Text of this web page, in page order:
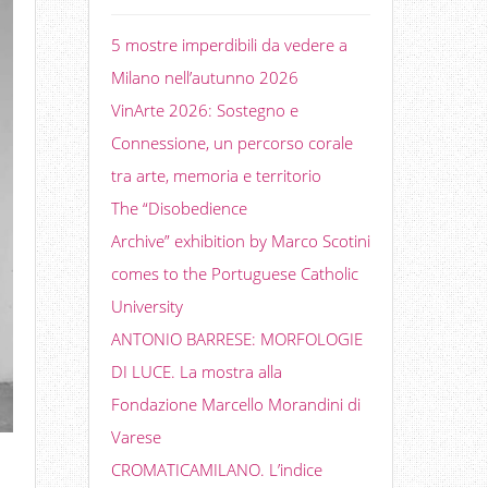
5 mostre imperdibili da vedere a
Milano nell’autunno 2026
VinArte 2026: Sostegno e
Connessione, un percorso corale
tra arte, memoria e territorio
The “Disobedience
Archive” exhibition by Marco Scotini
comes to the Portuguese Catholic
University
ANTONIO BARRESE: MORFOLOGIE
DI LUCE. La mostra alla
Fondazione Marcello Morandini di
Varese
CROMATICAMILANO. L’indice